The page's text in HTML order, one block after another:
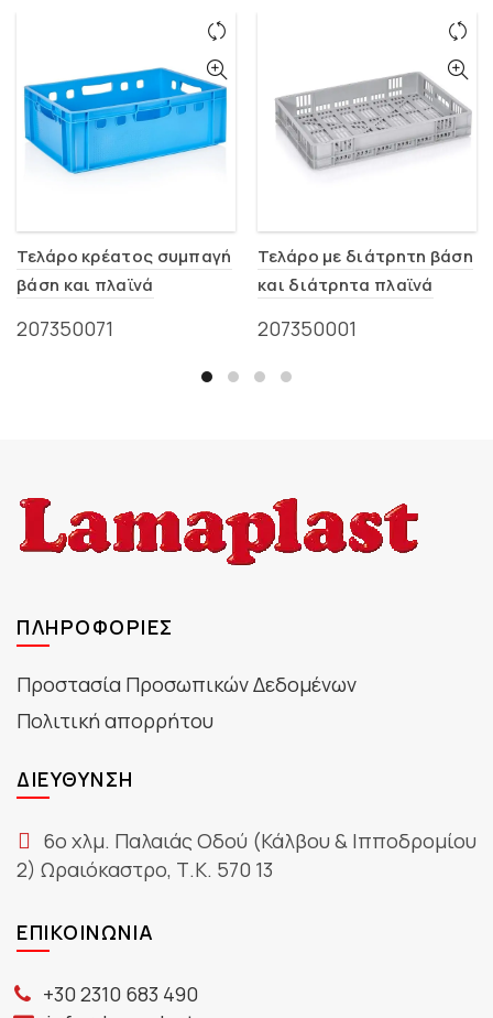
Τελάρο κρέατος συμπαγή
βάση και πλαϊνά
207350071
Τελάρο με διάτρητη βάση
και διάτρητα πλαϊνά
207350001
ΠΛΗΡΟΦΟΡΊΕΣ
Προστασία Προσωπικών Δεδομένων
Πολιτική απορρήτου
ΔΙΕΎΘΥΝΣΗ
6ο χλμ. Παλαιάς Οδού (Κάλβου & Ιπποδρομίου
2) Ωραιόκαστρο, Τ.Κ. 570 13
ΕΠΙΚΟΙΝΩΝΊΑ
+30 2310 683 490